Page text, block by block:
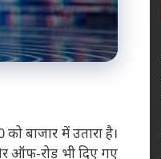
बाजार में उतारा है।
ऑफ-रोड भी दिए गए